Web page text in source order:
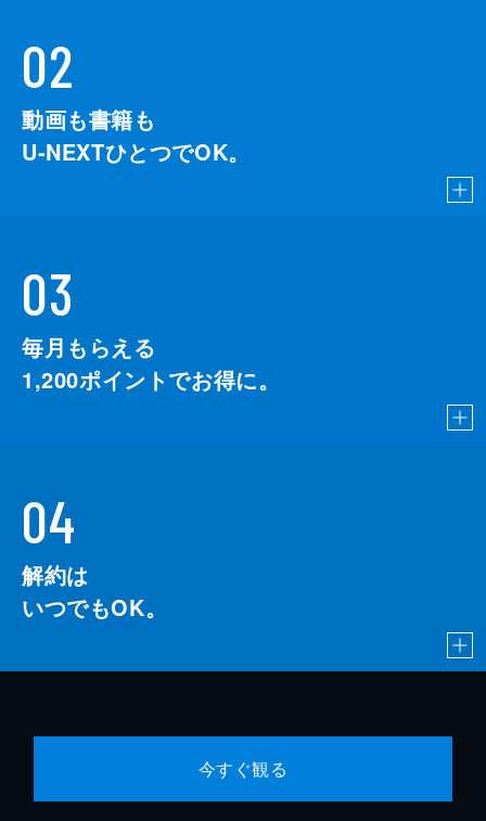
02
動画も書籍も
U-NEXTひとつでOK。
03
毎月もらえる
1,200ポイントでお得に。
04
解約は
いつでもOK。
今すぐ観る